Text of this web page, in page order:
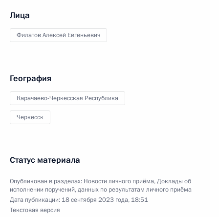
Лица
Филатов Алексей Евгеньевич
География
Карачаево-Черкесская Республика
Черкесск
Статус материала
Опубликован в разделах: Новости личного приёма,Доклады об
исполнении поручений, данных по результатам личного приёма
Дата публикации: 18 сентября 2023 года, 18:51
Текстовая версия